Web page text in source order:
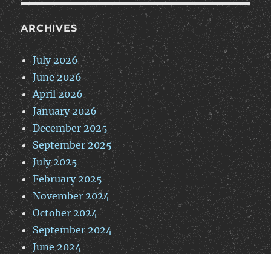
ARCHIVES
July 2026
June 2026
April 2026
January 2026
December 2025
September 2025
July 2025
February 2025
November 2024
October 2024
September 2024
June 2024